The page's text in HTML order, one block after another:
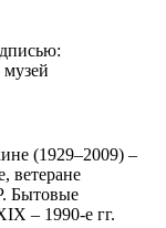
(1929–2009) –
ветеране
Бытовые
– 1990-е гг.